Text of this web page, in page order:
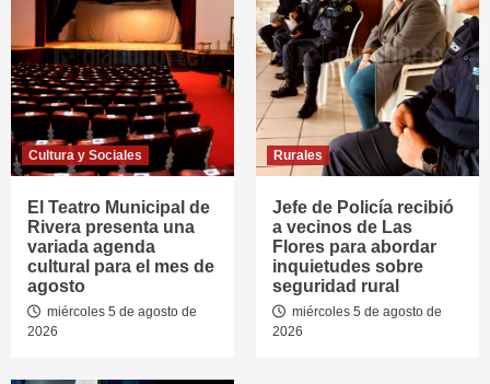
Cultura y Sociales
El Teatro Municipal de
Rivera presenta una
variada agenda
cultural para el mes de
agosto
miércoles 5 de agosto de
2026
Rurales
Jefe de Policía recibió
a vecinos de Las
Flores para abordar
inquietudes sobre
seguridad rural
miércoles 5 de agosto de
2026